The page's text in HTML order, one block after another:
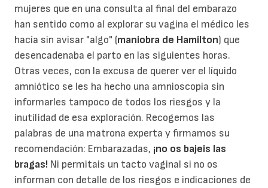
mujeres que en una consulta al final del embarazo
han sentido como al explorar su vagina el médico les
hacía sin avisar "algo" (maniobra de Hamilton) que
desencadenaba el parto en las siguientes horas.
Otras veces, con la excusa de querer ver el líquido
amniótico se les ha hecho una amnioscopia sin
informarles tampoco de todos los riesgos y la
inutilidad de esa exploración. Recogemos las
palabras de una matrona experta y firmamos su
recomendación: Embarazadas, ¡no os bajeis las
bragas! Ni permitais un tacto vaginal si no os
informan con detalle de los riesgos e indicaciones de